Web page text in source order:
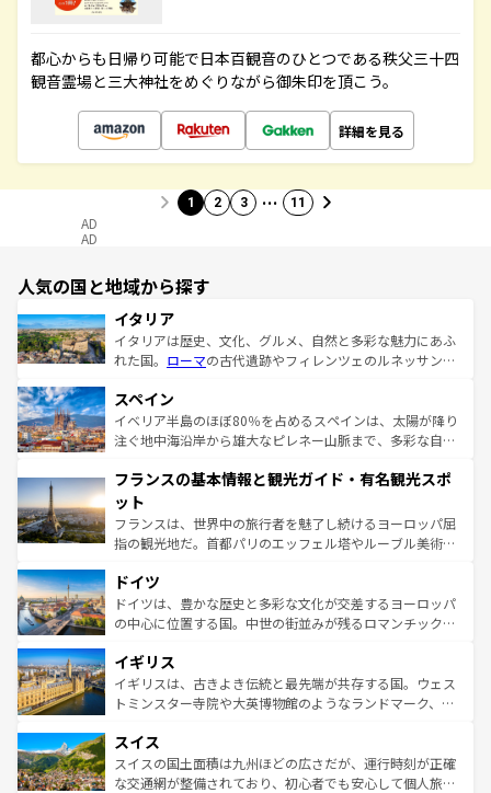
都心からも日帰り可能で日本百観音のひとつである秩父三十四
観音霊場と三大神社をめぐりながら御朱印を頂こう。
詳細を見る
1 2 3 … 11
AD
AD
人気の国と地域から探す
イタリア
イタリアは歴史、文化、グルメ、自然と多彩な魅力にあふ
れた国。 ローマの古代遺跡やフィレンツェのルネッサンス
ろん、トスカーナの美しい田園風景やアマルフィ海岸の絶
景など、自然景観も見逃せない。観光の合間には、本場の
ピザやパスタなど、絶品のイタリア料理を堪能することも
ませてくれるイタリアで、忘れられない旅をしてみよう！
なお、新着のイタリア情報は
しい。
スペイン
イベリア半島のほぼ80％を占めるスペインは、太陽が降り
注ぐ地中海沿岸から雄大なピレネー山脈まで、多彩な自然
文化が根付くこの国では、情熱的なフラメンコ、熱気あふ
れる闘牛、そして美味しいタパスが生活の一部となってい
る。首都マドリードの洗練された雰囲気や、バルセロナの
アートに溢れた街角から、地方では古代ローマ遺跡や中世
せる。地方によって風土や気候が異なるスペインはその個
性で訪れる人を魅了する。 なお、新着のスペイン情報は コ
ンテンツ一覧を参照してほしい。
フランスの基本情報と観光ガイド・有名観光スポ
ット
フランスは、世界中の旅行者を魅了し続けるヨーロッパ屈
指の観光地だ。首都パリのエッフェル塔やルーブル美術館
で、幅広い魅力が詰まっている。華麗な宮殿、歴史的な大
聖堂、美しいビーチ、そして豊かな自然が、訪れる者を心
から魅了する。また、フランスは美食の国としても知ら
いる。シャンパンの発祥地であるランス、プロヴァンスの
香り高いラベンダー畑など、多彩な楽しみ方が可能だ。さ
らに、パリ以外の地域にも魅力が溢れており、どの街角に
れる地方に足を運ぶとそれぞれで全く異なる文化を体験で
きるだろう。 なお、新着のフランス情報はコンテンツ一覧
を参照してほしい。
ドイツ
ドイツは、豊かな歴史と多彩な文化が交差するヨーロッパ
の中心に位置する国。中世の街並みが残るロマンチック街
顔を持つこの国は、どこを歩いても飽きることがない。ベ
ルリンの文化的活気、バイエルン州のアルプスの絶景、そ
してライン川沿いのワイン畑といった風景は必見。ビール
は、お酒好きな人にはぜひ体験してほしい。 なお、新着の
ドイツ情報はコンテンツ一覧を参照してほしい。
イギリス
イギリスは、古きよき伝統と最先端が共存する国。ウェス
トミンスター寺院や大英博物館のようなランドマーク、歴
リアごとに異なる魅力がある。また、優雅なアフタヌーン
ティー、ビール好きにはたまらない英国パブ、サッカー観
戦など、本場だからこそできる体験も豊富。イギリスを旅
スイス
スイスの国土面積は九州ほどの広さだが、運行時刻が正確
な交通網が整備されており、初心者でも安心して個人旅行